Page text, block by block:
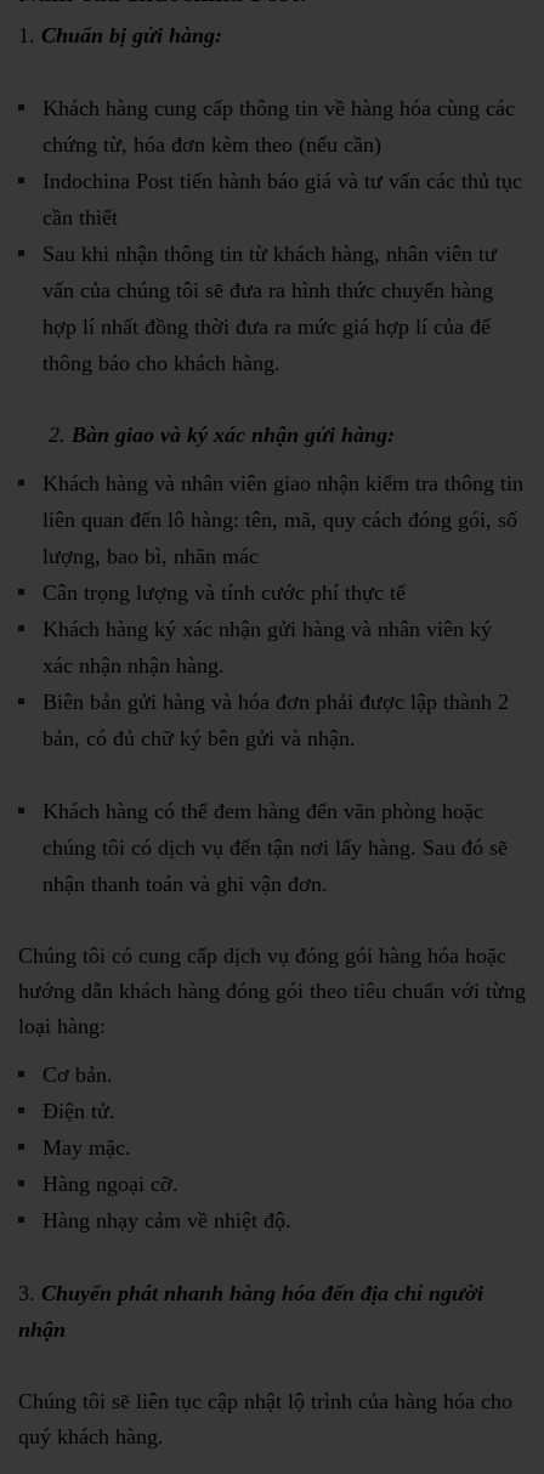
Chuẩn bị gửi hàng:
Khách hàng cung cấp thông tin về hàng hóa cùng các
chứng từ, hóa đơn kèm theo (nếu cần)
Indochina Post tiến hành báo giá và tư vấn các thủ tục
cần thiết
Sau khi nhận thông tin từ khách hàng, nhân viên tư
vấn của chúng tôi sẽ đưa ra hình thức chuyển hàng
hợp lí nhất đồng thời đưa ra mức giá hợp lí của để
thông báo cho khách hàng.
2. Bàn giao và ký xác nhận gửi hàng:
Khách hàng và nhân viên giao nhận kiểm tra thông tin
liên quan đến lô hàng: tên, mã, quy cách đóng gói, số
lượng, bao bì, nhãn mác
Cân trọng lượng và tính cước phí thực tế
Khách hàng ký xác nhận gửi hàng và nhân viên ký
xác nhận nhận hàng.
Biên bản gửi hàng và hóa đơn phải được lập thành 2
bản, có đủ chữ ký bên gửi và nhận.
Khách hàng có thể đem hàng đến văn phòng hoặc
chúng tôi có dịch vụ đến tận nơi lấy hàng. Sau đó sẽ
nhận thanh toán và ghi vận đơn.
Chúng tôi có cung cấp dịch vụ đóng gói hàng hóa hoặc
hướng dẫn khách hàng đóng gói theo tiêu chuẩn với từng
loại hàng:
Cơ bản.
Điện tử.
May mặc.
Hàng ngoại cỡ.
Hàng nhạy cảm về nhiệt độ.
Chuyển phát nhanh hàng hóa đến địa chỉ người
nhận
Chúng tôi sẽ liên tục cập nhật lộ trình của hàng hóa cho
quý khách hàng.